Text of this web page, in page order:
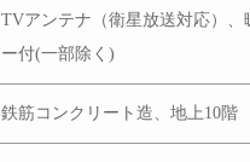
TVアンテナ（衛星放送対応）
ー付(一部除く)
鉄筋コンクリート造、地上10階